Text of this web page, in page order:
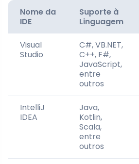
Nome da
IDE
Suporte à
Linguagem
Visual
Studio
C#, VB.NET,
C++, F#,
JavaScript,
entre
outros
IntelliJ
IDEA
Java,
Kotlin,
Scala,
entre
outros